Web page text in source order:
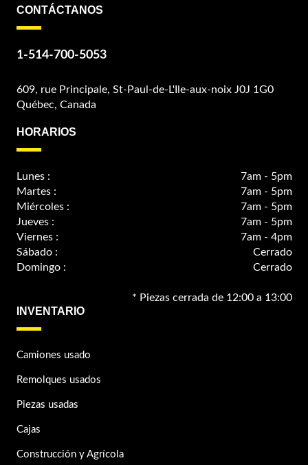
CONTÁCTANOS
1-514-700-5053
609, rue Principale, St-Paul-de-L'Ile-aux-noix J0J 1G0
Québec, Canada
HORARIOS
Lunes :
7am - 5pm
Martes :
7am - 5pm
Miércoles :
7am - 5pm
Jueves :
7am - 5pm
Viernes :
7am - 4pm
Sábado :
Cerrado
Domingo :
Cerrado
* Piezas cerrada de 12:00 a 13:00
INVENTARIO
Camiones usado
Remolques usados
Piezas usadas
Cajas
Construcción y Agrícola